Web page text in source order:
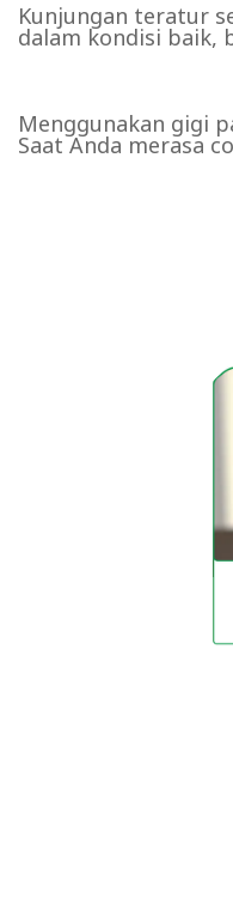
Kunjungan teratur
dalam kondisi baik,
Menggunakan gigi
Saat Anda merasa